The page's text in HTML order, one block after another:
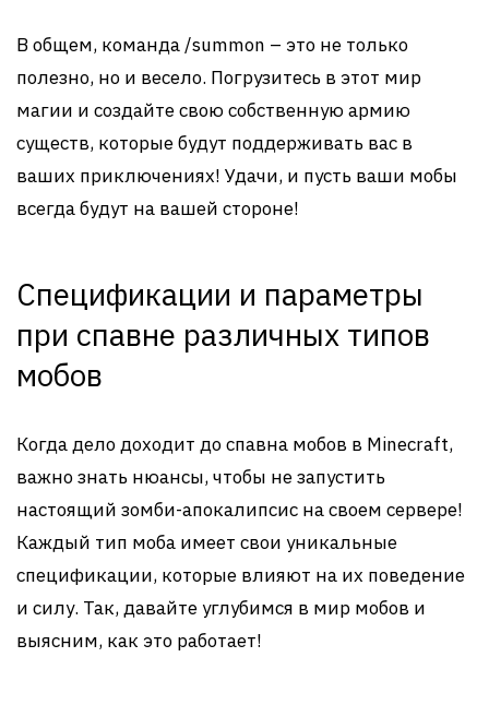
В общем, команда /summon – это не только
полезно, но и весело. Погрузитесь в этот мир
магии и создайте свою собственную армию
существ, которые будут поддерживать вас в
ваших приключениях! Удачи, и пусть ваши мобы
всегда будут на вашей стороне!
Спецификации и параметры
при спавне различных типов
мобов
Когда дело доходит до спавна мобов в Minecraft,
важно знать нюансы, чтобы не запустить
настоящий зомби-апокалипсис на своем сервере!
Каждый тип моба имеет свои уникальные
спецификации, которые влияют на их поведение
и силу. Так, давайте углубимся в мир мобов и
выясним, как это работает!